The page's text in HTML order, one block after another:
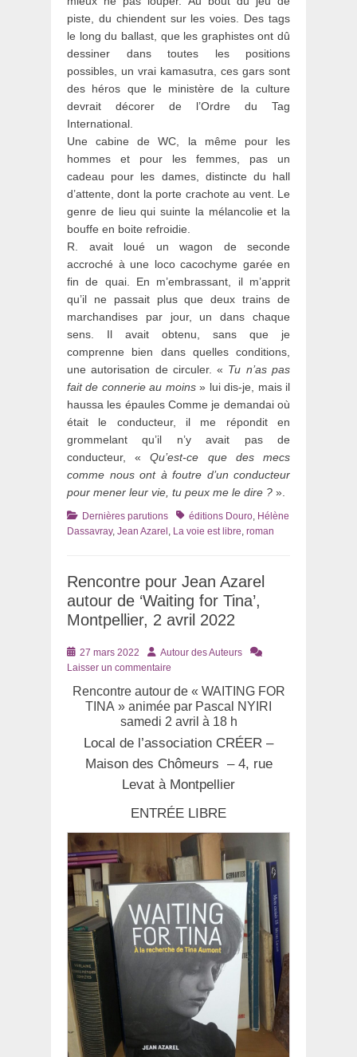
piste, du chiendent sur les voies. Des tags
le long du ballast, que les graphistes ont dû
dessiner dans toutes les positions
possibles, un vrai kamasutra, ces gars sont
des héros que le ministère de la culture
devrait décorer de l’Ordre du Tag
International.
Une cabine de WC, la même pour les
hommes et pour les femmes, pas un
cadeau pour les dames, distincte du hall
d’attente, dont la porte crachote au vent. Le
genre de lieu qui suinte la mélancolie et la
bouffe en boite refroidie.
R. avait loué un wagon de seconde
accroché à une loco cacochyme garée en
fin de quai. En m’embrassant, il m’apprit
qu’il ne passait plus que deux trains de
marchandises par jour, un dans chaque
sens. Il avait obtenu, sans que je
comprenne bien dans quelles conditions,
une autorisation de circuler. « Tu n’as pas
fait de connerie au moins» lui dis-je, mais il
haussa les épaules Comme je demandai où
était le conducteur, il me répondit en
grommelant qu’il n’y avait pas de
conducteur, «Qu’est-ce que des mecs
comme nous ont à foutre d’un conducteur
pour mener leur vie, tu peux me le dire ? ».
Catégories
Dernières parutions Tagséditions Douro, Hélène
Dassavray, Jean Azarel, La voie est libre, roman
Rencontre pour Jean Azarel
autour de ‘Waiting for Tina’,
Montpellier, 2 avril 2022
Posté
le
27 mars 2022 AuteurAutour des Auteurs
Laisser un commentaire
Rencontre autour de « WAITING FOR
TINA » animée par Pascal NYIRI
samedi 2 avril à 18 h
Local de l’association CRÉER –
Maison des Chômeurs – 4, rue
Levat à Montpellier
ENTRÉE LIBRE